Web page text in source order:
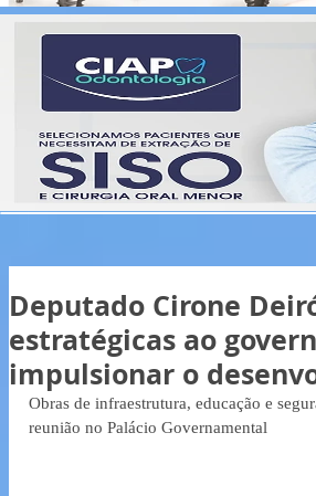
Deputado Cirone
estratégicas ao
impulsionar o
Obras de infraestrutura, educação e
reunião no Palácio Governamental